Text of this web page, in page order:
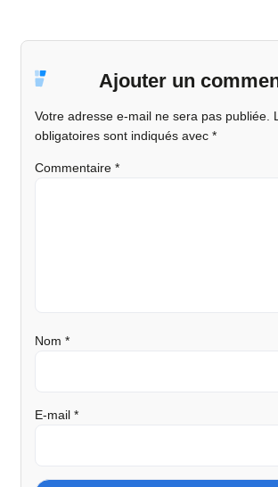
Ajouter un
Votre adresse e-mail ne sera pas publiée.
obligatoires sont indiqués avec *
Commentaire *
Nom *
E-mail *